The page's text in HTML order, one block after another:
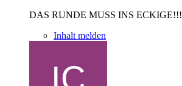
DAS RUNDE MUSS INS ECKIGE!!!
Inhalt melden